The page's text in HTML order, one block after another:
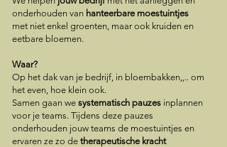
onderhouden van hanteerbare moestuintjes
met niet enkel groenten, maar ook kruiden en
eetbare bloemen.
Waar?
Op het dak van je bedrijf, in bloembakken,,.. om
het even, hoe klein ook.
Samen gaan we systematisch pauzes inplannen
voor je teams. Tijdens deze pauzes
onderhouden jouw teams de moestuintjes en
ervaren ze zo de therapeutische kracht